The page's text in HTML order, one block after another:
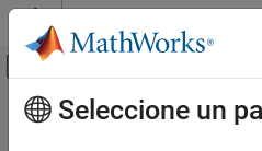
Saltar al contenido
Mostrar/ocultar
Inicio de Documentación
Contenido principal
Seleccione un